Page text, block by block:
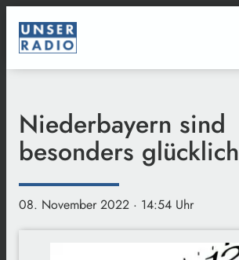
Niederbayern sind
besonders glücklich
08. November 2022 · 14:54 Uhr